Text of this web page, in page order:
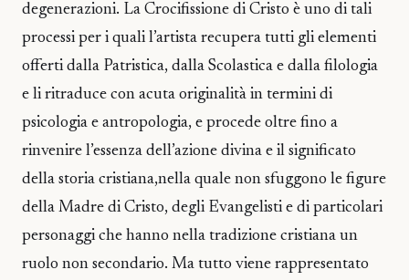
degenerazioni. La Crocifissione di Cristo è uno di tali
processi per i quali l’artista recupera tutti gli elementi
offerti dalla Patristica, dalla Scolastica e dalla filologia
e li ritraduce con acuta originalità in termini di
psicologia e antropologia, e procede oltre fino a
rinvenire l’essenza dell’azione divina e il significato
della storia cristiana,nella quale non sfuggono le figure
della Madre di Cristo, degli Evangelisti e di particolari
personaggi che hanno nella tradizione cristiana un
ruolo non secondario. Ma tutto viene rappresentato